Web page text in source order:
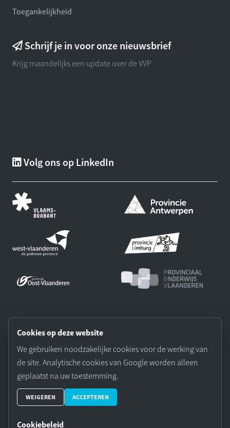
Toegankelijkheid
Schrijf je in voor onze nieuwsbrief
Krijg maandelijks een update over de VVP
Volg ons op LinkedIn
© 2026 Vereniging Vlaamse Provincies. Website door Aplicity.
Cookievoorkeuren
Cookies op deze website
We gebruiken noodzakelijke cookies voor de werking van
de site. Analytische cookies van Google worden alleen
geplaatst na uw toestemming.
WEIGEREN ACCEPTEREN
Cookiebeleid